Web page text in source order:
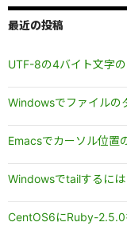
最近の投稿
UTF-8の4バイト文字
Windowsでファイルの
Emacsでカーソル位置
Windowsでtailするには
CentOS6にRuby-2.5.0